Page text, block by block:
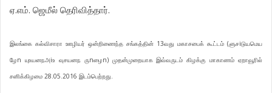
ஏ.எம். ஜெமீல் தெரிவித்தார்.
இலங்கை கல்விசாரா ஊழியர் ஒன்றிணைந்த சங்கத்தின் 13வது மகாசபைக் கூட்டம் (ளுசiடுயமெய
ழேn யுஉயனநஅiஉ வுசயனந ருnழைn) முதன்முறையாக இவ்வருடம் கிழக்கு மாகாணம் ஏறாவூரில்
சனிக்கிழமை 28.05.2016 இடம்பெற்றது.